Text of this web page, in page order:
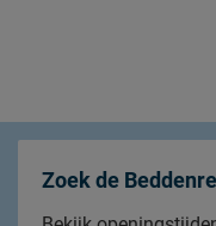
Zoek de